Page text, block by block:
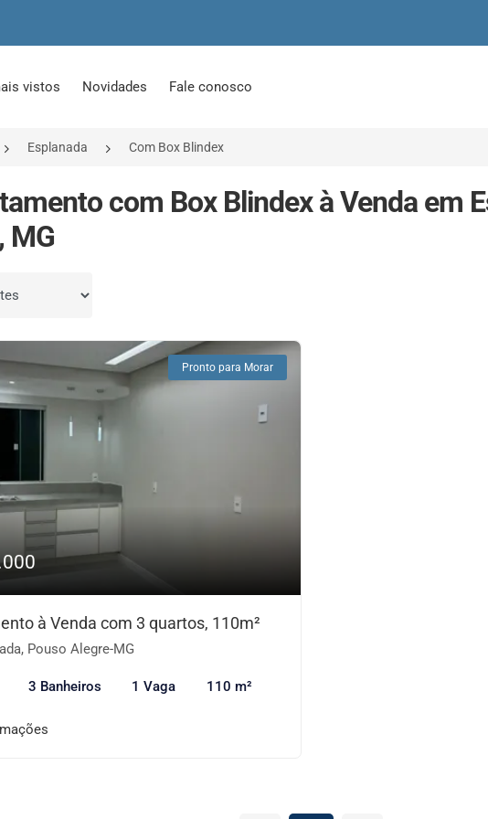
vistos Novidades Fale conosco
Esplanada Com Box Blindex
com Box Blindex à Venda em
MG
Pronto para Morar
à Venda com 3 quartos, 110m²
Pouso Alegre-MG
3 Banheiros 1 Vaga 110 m²